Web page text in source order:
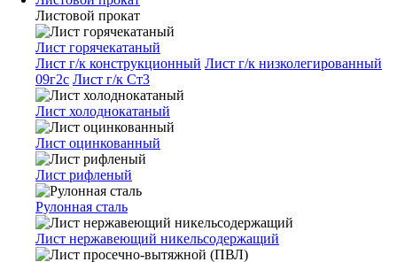
Листовой прокат
Лист горячекатаный
Лист г/к конструкционный Лист г/к низколегированный
09г2с Лист г/к Ст3
Лист холоднокатаный
Лист оцинкованный
Лист рифленый
Рулонная сталь
Лист нержавеющий никельсодержащий